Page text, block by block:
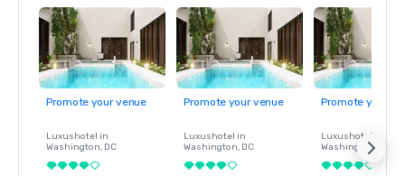
Promote your venue
Luxushotel in
Washington, DC
Promote your venue
Luxushotel in
Washington, DC
Promote your
Luxushotel in
Washington